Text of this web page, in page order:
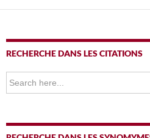
RECHERCHE DANS LES CITATIONS
Search
for: